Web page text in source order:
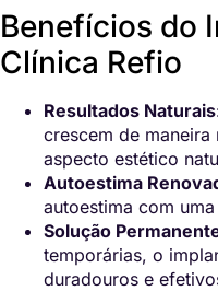
Benefícios do
Clínica Refio
Resultados Naturais
crescem de
aspecto estético
Autoestima
autoestima com
Solução
temporárias, o
duradouros e